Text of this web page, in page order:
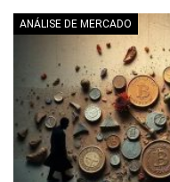
ANÁLISE DE MERCADO